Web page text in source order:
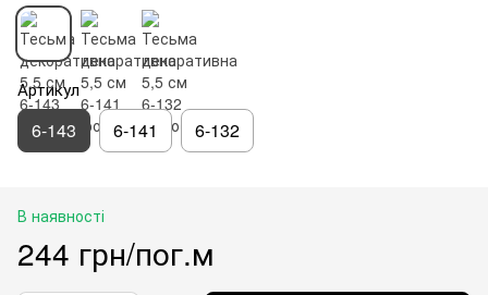
Артикул
6-143 6-141 6-132
В наявності
244 грн/пог.м